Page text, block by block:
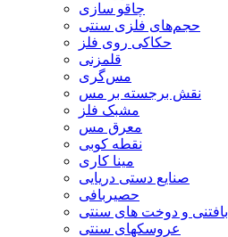
چاقو سازی
حجم‌های فلزی سنتی
حکاکی روی فلز
قلمزنی
مس‌گری
نقش برجسته بر مس
مشبک فلز
معرق مس
نقطه کوبی
مینا کاری
صنایع دستی دریایی
حصیربافی
بافتنی‌ و دوخت های سنتی
عروسکهای سنتی